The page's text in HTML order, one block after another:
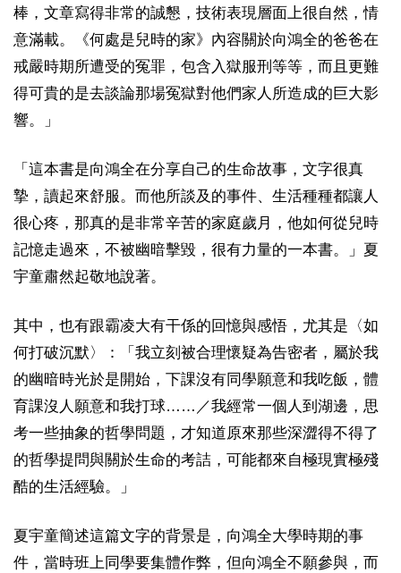
棒，文章寫得非常的誠懇，技術表現層面上很自然，情
意滿載。《何處是兒時的家》內容關於向鴻全的爸爸在
戒嚴時期所遭受的冤罪，包含入獄服刑等等，而且更難
得可貴的是去談論那場冤獄對他們家人所造成的巨大影
響。」
「這本書是向鴻全在分享自己的生命故事，文字很真
摯，讀起來舒服。而他所談及的事件、生活種種都讓人
很心疼，那真的是非常辛苦的家庭歲月，他如何從兒時
記憶走過來，不被幽暗擊毀，很有力量的一本書。」夏
宇童肅然起敬地說著。
其中，也有跟霸凌大有干係的回憶與感悟，尤其是〈如
何打破沉默〉：「我立刻被合理懷疑為告密者，屬於我
的幽暗時光於是開始，下課沒有同學願意和我吃飯，體
育課沒人願意和我打球……／我經常一個人到湖邊，思
考一些抽象的哲學問題，才知道原來那些深澀得不得了
的哲學提問與關於生命的考詰，可能都來自極現實極殘
酷的生活經驗。」
夏宇童簡述這篇文字的背景是，向鴻全大學時期的事
件，當時班上同學要集體作弊，但向鴻全不願參與，而